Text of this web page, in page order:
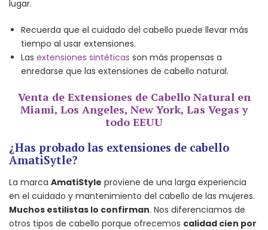
lugar.
Recuerda que el cuidado del cabello puede llevar más
tiempo al usar extensiones.
Las extensiones sintéticas son más propensas a
enredarse que las extensiones de cabello natural.
Venta de Extensiones de Cabello Natural en
Miami, Los Angeles, New York, Las Vegas y
todo EEUU
¿Has probado las extensiones de cabello
AmatiSytle?
La marca AmatiStyle proviene de una larga experiencia
en el cuidado y mantenimiento del cabello de las mujeres.
Muchos estilistas lo confirman. Nos diferenciamos de
otros tipos de cabello porque ofrecemos calidad cien por